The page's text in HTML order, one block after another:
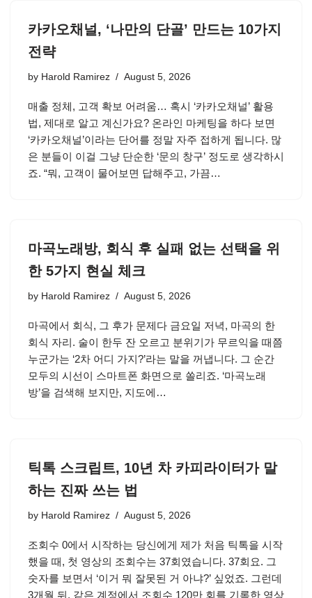
카카오채널, ‘나만의 단골’ 만드는 10가지
전략
by Harold Ramirez August 5, 2026
매출 정체, 고객 확보 어려움… 혹시 ‘카카오채널’ 활용
법, 제대로 알고 계신가요? 온라인 마케팅을 하다 보면
‘카카오채널’이라는 단어를 정말 자주 접하게 됩니다. 많
은 분들이 이걸 그냥 단순한 ‘문의 창구’ 정도로 생각하시
죠. “뭐, 고객이 물어보면 답해주고, 가끔…
마곡노래방, 회식 후 실패 없는 선택을 위
한 5가지 현실 체크
by Harold Ramirez August 5, 2026
마곡에서 회식, 그 후가 문제다 금요일 저녁, 마곡의 한
회식 자리. 술이 한두 잔 오르고 분위기가 무르익을 때쯤
누군가는 ‘2차 어디 가지?’라는 말을 꺼냅니다. 그 순간
모두의 시선이 스마트폰 화면으로 쏠리죠. ‘마곡노래
방’을 검색해 보지만, 지도에…
틱톡 스크립트, 10년 차 카피라이터가 말
하는 진짜 쓰는 법
by Harold Ramirez August 5, 2026
조회수 0에서 시작하는 당신에게 제가 처음 틱톡을 시작
했을 때, 첫 영상의 조회수는 37회였습니다. 37회요. 그
숫자를 보면서 ‘이거 뭐 잘못된 거 아냐?’ 싶었죠. 그런데
3개월 뒤, 같은 계정에서 조회수 120만 회를 기록한 영상